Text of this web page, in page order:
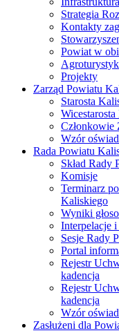
Strategia
Kontakty
Powiat w
Projekty
Zarząd Powiatu
Starosta
Członkowie
Wzór
Rada Powiatu
Skład Rady
Komisje
Terminarz
Kaliskiego
Wyniki
Interpelacje
Sesje Rady
Portal
Rejestr
kadencja
Rejestr
kadencja
Wzór
Zasłużeni dla